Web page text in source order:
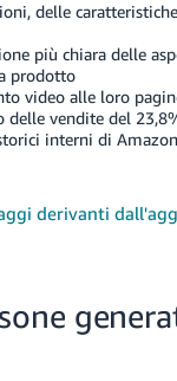
delle
più chiara delle
prodotto
video alle loro
delle vendite del
interni di
derivanti